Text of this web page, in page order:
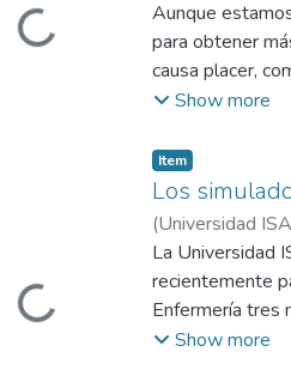
impacto en la
Loading...
Alberto
Aunque
para obtener
causa placer,
cambiar gracias
nuevas
cualquier edad.
Show more
Loading...
Item
Los
(Universidad
Gabriela
La Universidad
recientemente
Enfermería tres
simulador de
Show more